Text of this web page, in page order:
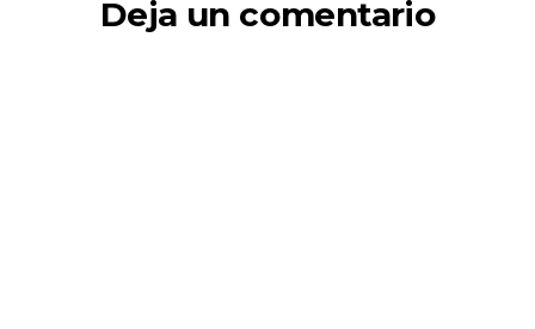
Deja un comentario